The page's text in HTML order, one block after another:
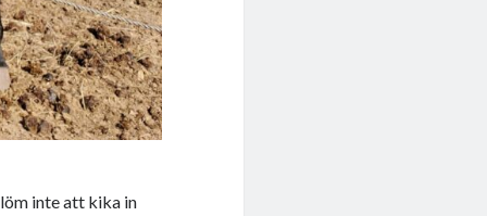
inte att kika in